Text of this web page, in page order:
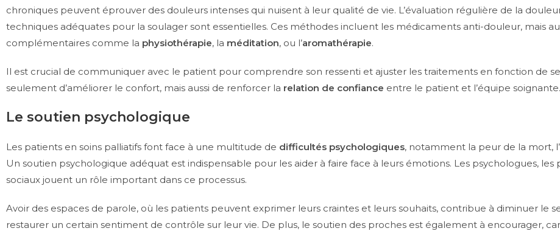
chroniques peuvent éprouver des douleurs intenses qui nuisent à leur qualité de vie. L’évaluation régulière de la
techniques adéquates pour la soulager sont essentielles. Ces méthodes incluent les médicaments anti-douleur, mais
complémentaires comme la physiothérapie, la méditation, ou l’aromathérapie.
Il est crucial de communiquer avec le patient pour comprendre son ressenti et ajuster les traitements en fonction de
seulement d’améliorer le confort, mais aussi de renforcer la relation de confiance entre le patient et l’équipe soignante.
Le soutien psychologique
Les patients en soins palliatifs font face à une multitude de difficultés psychologiques, notamment la peur de la mort,
Un soutien psychologique adéquat est indispensable pour les aider à faire face à leurs émotions. Les psychologues, les
sociaux jouent un rôle important dans ce processus.
Avoir des espaces de parole, où les patients peuvent exprimer leurs craintes et leurs souhaits, contribue à diminuer le
restaurer un certain sentiment de contrôle sur leur vie. De plus, le soutien des proches est également à encourager,